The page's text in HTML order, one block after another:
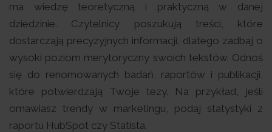
ma wiedzę teoretyczną i praktyczną w danej
dziedzinie. Czytelnicy poszukują treści, które
dostarczają precyzyjnych informacji, dlatego zadbaj o
wysoki poziom merytoryczny swoich tekstów. Odnoś
się do renomowanych badań, raportów i publikacji,
które potwierdzają Twoje tezy. Na przykład, jeśli
omawiasz trendy w marketingu, podaj statystyki z
raportu HubSpot czy Statista.